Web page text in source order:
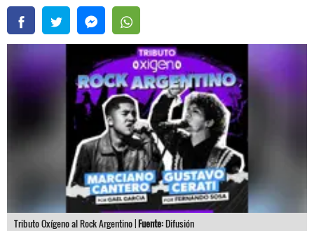
Tributo Oxígeno al Rock Argentino |Fuente:Difusión